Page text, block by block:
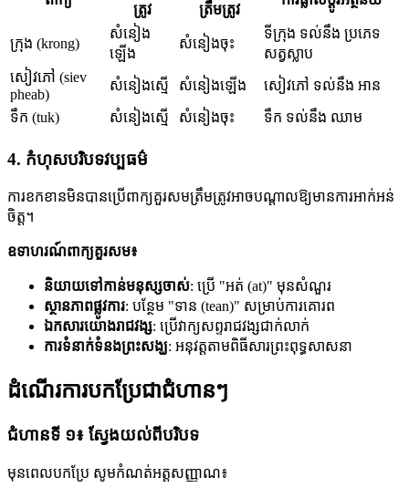
ត្រូវ ត្រឹមត្រូវ
ក្រុង (krong)
សំនៀង
ឡើង
សំនៀងចុះ
ទីក្រុង ទល់នឹង ប្រភេទ
សត្វស្លាប
សៀវភៅ (siev
pheab)
សំនៀងស្មើ សំនៀងឡើង សៀវភៅ ទល់នឹង អាន
ទឹក (tuk) សំនៀងស្មើ សំនៀងចុះ ទឹក ទល់នឹង ឈាម
4. កំហុសបរិបទវប្បធម៌
ការខកខានមិនបានប្រើពាក្យគួរសមត្រឹមត្រូវអាចបណ្តាលឱ្យមានការអាក់អន់
ចិត្ត។
ឧទាហរណ៍ពាក្យគួរសម៖
និយាយទៅកាន់មនុស្សចាស់: ប្រើ "អត់ (at)" មុនសំណួរ
ស្ថានភាពផ្លូវការ: បន្ថែម "ទាន (tean)" សម្រាប់ការគោរព
ឯកសារយោងរាជវង្ស: ប្រើវាក្យសព្ទរាជវង្សជាក់លាក់
ការទំនាក់ទំនងព្រះសង្ឃ: អនុវត្តតាមពិធីសារព្រះពុទ្ធសាសនា
ដំណើរការបកប្រែជាជំហានៗ
ជំហានទី ១៖ ស្វែងយល់ពីបរិបទ
មុនពេលបកប្រែ សូមកំណត់អត្តសញ្ញាណ៖